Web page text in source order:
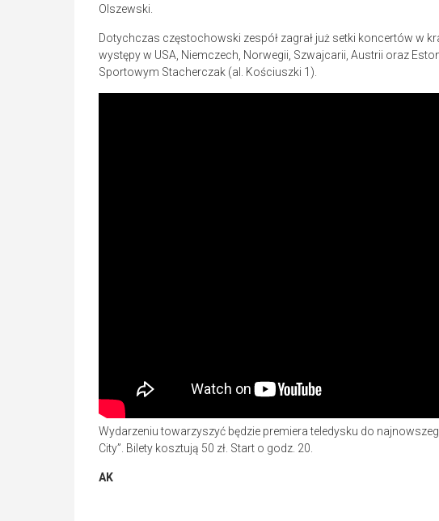
Olszewski.
Dotychczas częstochowski zespół zagrał już setki koncertów w
występy w USA, Niemczech, Norwegii, Szwajcarii, Austrii oraz
Sportowym Stacherczak (al. Kościuszki 1).
Wydarzeniu towarzyszyć będzie premiera teledysku do
City”. Bilety kosztują 50 zł. Start o godz. 20.
AK